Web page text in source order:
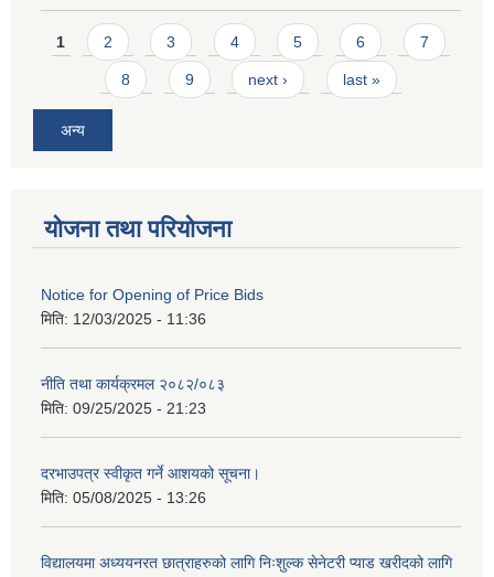
Pages
1 2 3 4 5 6 7
8 9 next › last »
अन्य
योजना तथा परियोजना
Notice for Opening of Price Bids
मिति: 12/03/2025 - 11:36
नीति तथा कार्यक्रमल २०८२/०८३
मिति: 09/25/2025 - 21:23
दरभाउपत्र स्वीकृत गर्ने आशयको सूचना।
मिति: 05/08/2025 - 13:26
विद्यालयमा अध्ययनरत छात्राहरुको लागि निःशुल्क सेनेटरी प्याड खरीदको लागि